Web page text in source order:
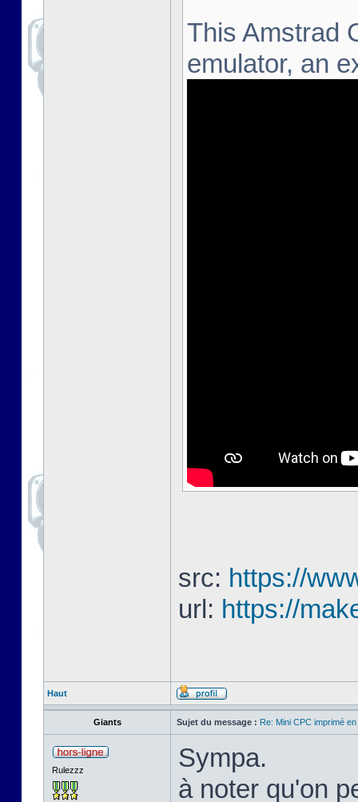
This Amstrad
emulator, an
src: https://
url: https://
Haut
Giants Sujet du message : Re: Mini CPC imprimé
Rulezzz
Sympa.
à noter qu'on